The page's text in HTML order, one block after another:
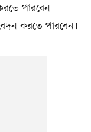
পারবেন।
করতে পারবেন।